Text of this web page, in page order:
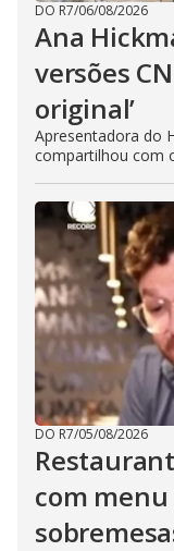
DO R7/06/08/2026
Ana
versões
original’
Apresentadora do
compartilhou com
DO R7/05/08/2026
com